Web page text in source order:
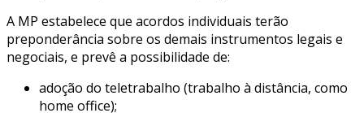
A MP estabelece que acordos individuais terão
preponderância sobre os demais instrumentos legais e
negociais, e prevê a possibilidade de:
adoção do teletrabalho (trabalho à distância, como
home office);